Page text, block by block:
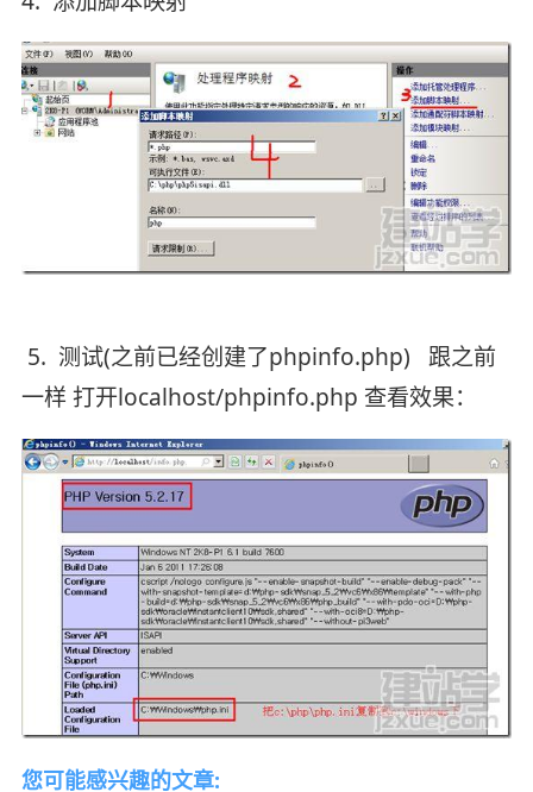
5. 测试(之前已经创建了phpinfo.php) 跟之前
一样 打开localhost/phpinfo.php 查看效果：
您可能感兴趣的文章: